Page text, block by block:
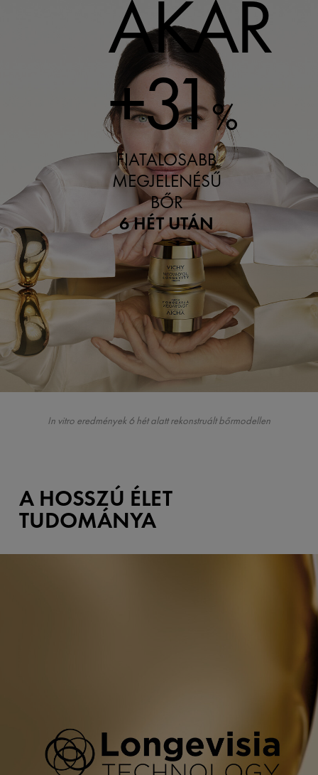
AKÁR
+31%
FIATALOSABB
MEGJELENÉSŰ
BŐR
6 HÉT UTÁN
In vitro eredmények 6 hét alatt rekonstruált bőrmodellen
A HOSSZÚ ÉLET
TUDOMÁNYA